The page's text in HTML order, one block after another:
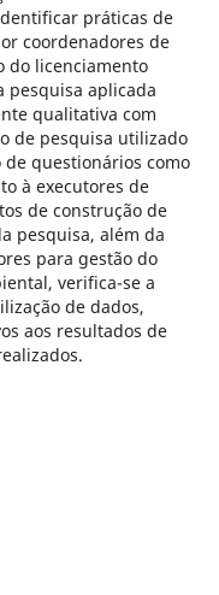
práticas de
coordenadores de
do licenciamento
pesquisa aplicada
qualitativa com
de pesquisa utilizado
de questionários como
à executores de
de construção de
pesquisa, além da
para gestão do
verifica-se a
de dados,
aos resultados de